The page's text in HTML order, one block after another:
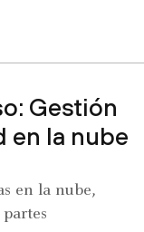
Gestión
en la nube
en la nube,